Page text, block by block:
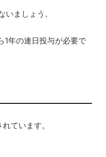
ましょう。
1年の連日投与が必要で
ています。